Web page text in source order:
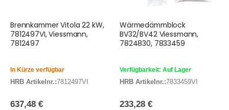
Brennkammer Vitola 22 kW,
7812497VI, Viessmann,
7812497
In Kürze verfügbar
HRB Artikelnr.:7812497VI
637,48 €
Wärmedämmblock
BV32/BV42 Viessmann,
7824830, 7833459
Verfügbarkeit: Auf Lager
HRB Artikelnr.:7833459VI
233,28 €